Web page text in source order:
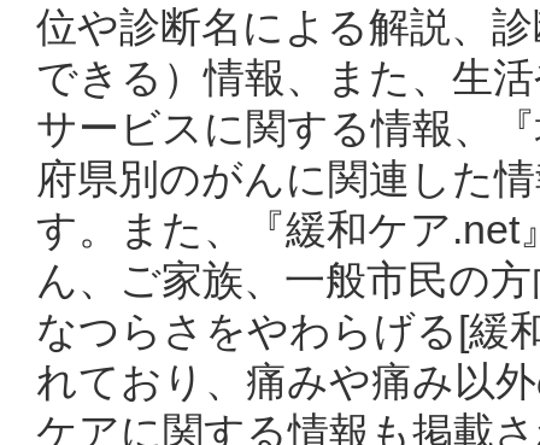
位や診断名による解説、
できる）情報、また、生
サービスに関する情報、
府県別のがんに関連した
す。また、『緩和ケア
ん、ご家族、一般市民の
なつらさをやわらげる[緩
れており、痛みや痛み以
ケアに関する情報も掲載